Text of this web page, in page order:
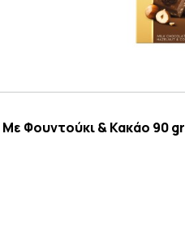
Φουντούκι & Κακάο 90 gr